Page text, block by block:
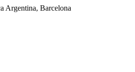
Argentina, Barcelona